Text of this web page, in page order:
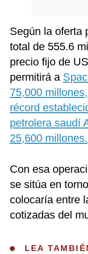
Según la oferta
total de 555.6
precio fijo de
permitirá a
75,000
récord
petrolera saudí
25,600 millones.
Con esa
se sitúa en
colocaría entre
cotizadas del
LEA